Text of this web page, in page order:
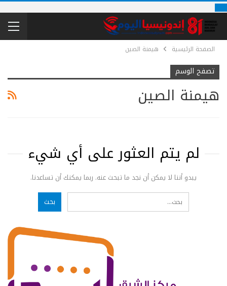
الصفحة الرئيسية هيمنة الصين
تصفح الوسم
هيمنة الصين
لم يتم العثور على أي شيء
يبدو أننا لا يمكن أن نجد ما تبحث عنه. ربما يمكنك أن تساعدنا.